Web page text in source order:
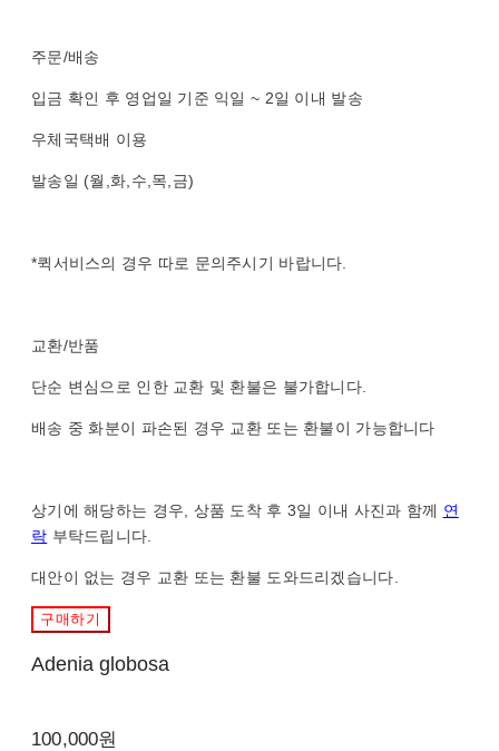
주문/배송
입금 확인 후 영업일 기준 익일 ~ 2일 이내 발송
우체국택배 이용
발송일 (월,화,수,목,금)
*퀵서비스의 경우 따로 문의주시기 바랍니다.
교환/반품
단순 변심으로 인한 교환 및 환불은 불가합니다.
배송 중 화분이 파손된 경우 교환 또는 환불이 가능합니다
상기에 해당하는 경우, 상품 도착 후 3일 이내 사진과 함께 연
락 부탁드립니다.
대안이 없는 경우 교환 또는 환불 도와드리겠습니다.
구매하기
Adenia globosa
100,000원